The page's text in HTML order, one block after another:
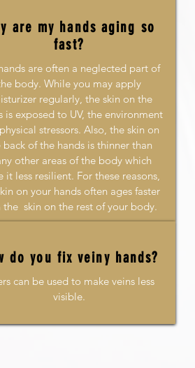
are my hands aging so
fast?
are often a neglected part of
body. While you may apply
regularly, the skin on the
is exposed to UV, the environment
stressors.​ Also​, the skin on
back of the hands is thinner than
other areas of the body which
it less resilient​. For these reasons,
on your hands often ages faster
the ​ skin on the rest of your body.
do you fix veiny hands?
can be used to make veins less
visible.